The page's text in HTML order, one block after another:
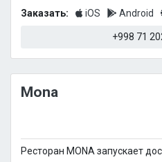
Заказать:
iOS Android
+998 71
Mona
Ресторан MONA запускает